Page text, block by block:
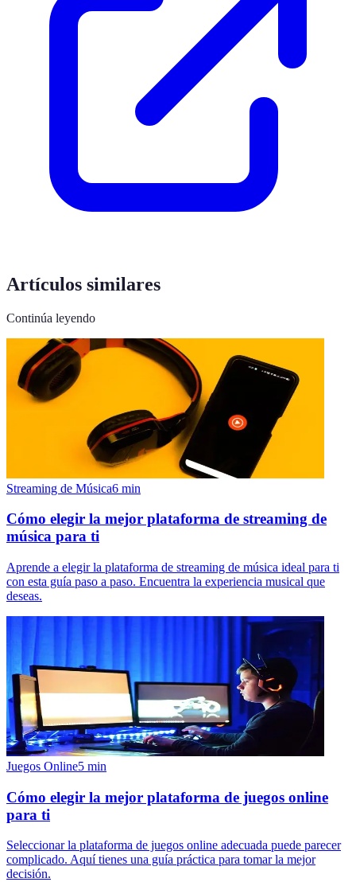
Artículos similares
Continúa leyendo
Streaming de Música6 min
Cómo elegir la mejor plataforma de streaming de
música para ti
Aprende a elegir la plataforma de streaming de música ideal para ti
con esta guía paso a paso. Encuentra la experiencia musical que
deseas.
Juegos Online5 min
Cómo elegir la mejor plataforma de juegos online
para ti
Seleccionar la plataforma de juegos online adecuada puede parecer
complicado. Aquí tienes una guía práctica para tomar la mejor
decisión.